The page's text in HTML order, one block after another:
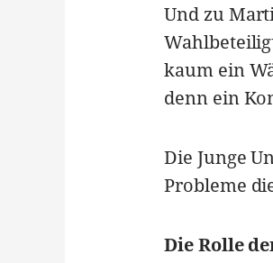
Und zu
kaum ein
denn ein
Die Junge
Probleme
Die Rolle